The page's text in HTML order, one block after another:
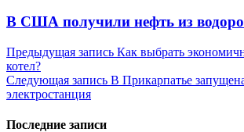
В США получили нефть из
Навигация
по
записям
Предыдущая запись Как выбрать
котел?
Следующая запись В Прикарпатье
электростанция
Последние записи